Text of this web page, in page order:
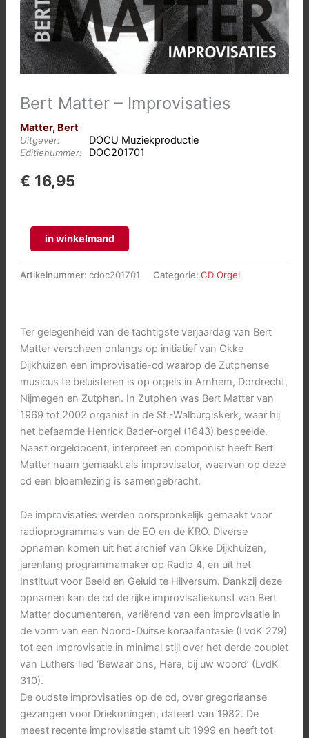
Bert Matter – Improvisaties
Matter, Bert
Uitgever: DOCU Muziekproductie
Editienummer: DOC201701
€ 16,95
Matter
in winkelmand
Artikelnummer: cdoc201701 Categorie: CD Orgel
Ter gelegenheid van de tachtigste verjaardag van Bert
Matter verscheen onlangs op initiatief van Okke
Dijkhuizen een improvisatie-cd waarop de Zutphense
musicus te beluisteren is op orgels in Arnhem, Dordrecht,
Nijmegen en Zutphen. In Zutphen was Bert Matter van
1969 tot 2002 organist in de St.-Walburgiskerk, waar hij
het befaamde Henrick Bader-orgel (1643) bespeelde.
Naast orgeldocent, interpreet en componist heeft Bert
Matter naam gemaakt als improvisator, waarvan op deze
cd een bloemlezing is samengebracht.
De improvisaties werden oorspronkelijk gemaakt voor
radioprogramma’s van de EO en de KRO. Diverse
opnamen komen uit het archief van Okke Dijkhuizen,
jarenlang programmamaker op Radio 4, en uit het
Instituut voor Beeld en Geluid te Hilversum. Dankzij deze
opnamen kan de cd de rijke improvisatiekunst van Bert
Matter documenteren, variërend van een improvisatie in
de vorm van een Noord-Duitse koraalfantasie (LvdK 279)
tot een improvisatie in minimal stijl over het derde couplet
van Luthers lied ‘Bewaar ons, Here, bij uw woord’ (LvdK
310).
De oudste improvisaties op de cd, over gregoriaanse
gezangen voor Driekoningen, dateert van 1982. De
meest recente improvisatie stamt uit 1999 en heeft tot